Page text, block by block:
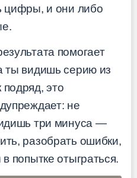
цифры, и они либо
помогает
ты видишь серию из
подряд, это
не
три минуса —
разобрать ошибки,
попытке отыграться.